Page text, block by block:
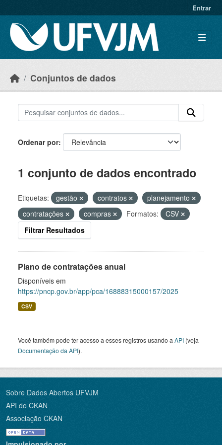
Entrar
Conjuntos de dados
Ordenar por
1 conjunto de dados encontrado
Etiquetas: gestão contratos
planejamento
contratações
compras Formatos:
CSV
Filtrar Resultados
Plano de contratações anual
Disponíveis em
https://pncp.gov.br/app/pca/16888315000157/2025
CSV
Você também pode ter acesso a esses registros usando a API (veja
Documentação da API).
Sobre Dados Abertos UFVJM
API do CKAN
Associação CKAN